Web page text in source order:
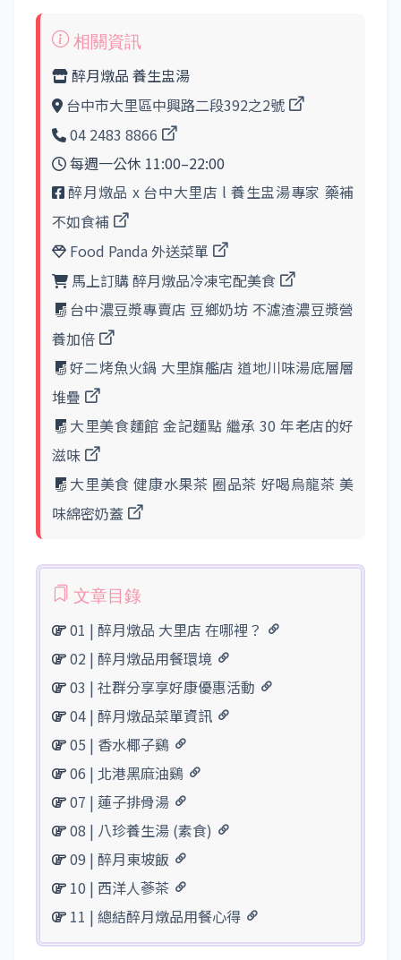
醉月燉品 養生盅湯
台中市大里區中興路二段392之2號
04 2483 8866
每週一公休 11:00–22:00
醉月燉品 x 台中大里店 l 養生盅湯專家 藥補
不如食補
Food Panda 外送菜單
馬上訂購 醉月燉品冷凍宅配美食
台中濃豆漿專賣店 豆鄉奶坊 不濾渣濃豆漿營
養加倍
好二烤魚火鍋 大里旗艦店 道地川味湯底層層
堆疊
大里美食麵館 金記麵點 繼承 30 年老店的好
滋味
大里美食 健康水果茶 圈品茶 好喝烏龍茶 美
味綿密奶蓋
01 | 醉月燉品 大里店 在哪裡？
02 | 醉月燉品用餐環境
03 | 社群分享享好康優惠活動
04 | 醉月燉品菜單資訊
05 | 香水椰子鷄
06 | 北港黑麻油鷄
07 | 蓮子排骨湯
08 | 八珍養生湯 (素食)
09 | 醉月東坡飯
10 | 西洋人蔘茶
11 | 總結醉月燉品用餐心得